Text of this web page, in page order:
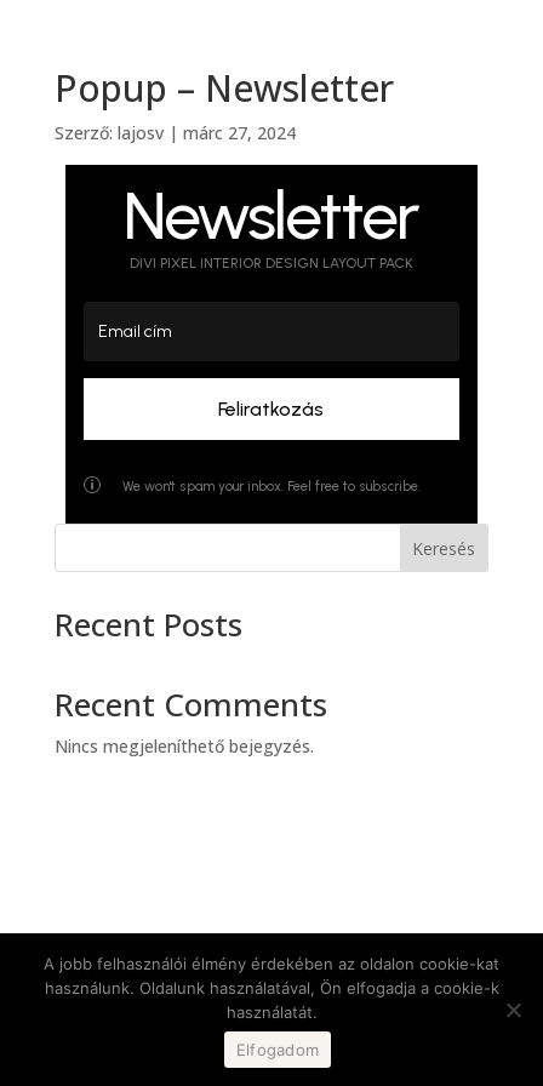
Popup – Newsletter
Szerző: lajosv| márc 27, 2024
Newsletter
DIVI PIXEL INTERIOR DESIGN LAYOUT PACK
Feliratkozás
p We won't spam your inbox. Feel free to subscribe.
Keresés
Recent Posts
Recent Comments
Nincs megjeleníthető bejegyzés.
A jobb felhasználói élmény érdekében az oldalon cookie-kat
használunk. Oldalunk használatával, Ön elfogadja a cookie-k
használatát.
Elfogadom